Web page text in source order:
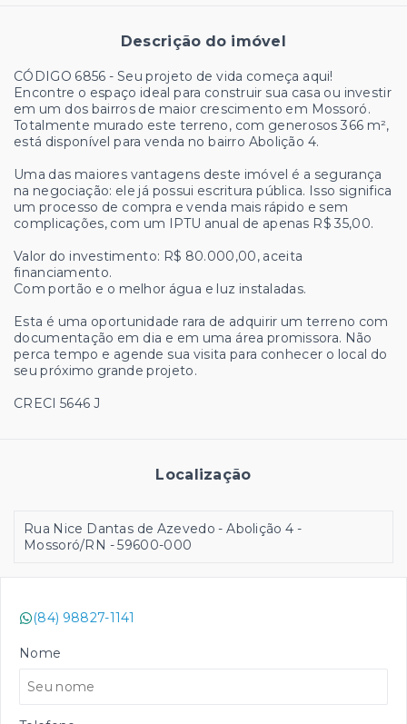
Descrição do imóvel
CÓDIGO 6856 - Seu projeto de vida começa aqui!
Encontre o espaço ideal para construir sua casa ou investir
em um dos bairros de maior crescimento em Mossoró.
Totalmente murado este terreno, com generosos 366 m²,
está disponível para venda no bairro Abolição 4.
Uma das maiores vantagens deste imóvel é a segurança
na negociação: ele já possui escritura pública. Isso significa
um processo de compra e venda mais rápido e sem
complicações, com um IPTU anual de apenas R$ 35,00.
Valor do investimento: R$ 80.000,00, aceita
financiamento.
Com portão e o melhor água e luz instaladas.
Esta é uma oportunidade rara de adquirir um terreno com
documentação em dia e em uma área promissora. Não
perca tempo e agende sua visita para conhecer o local do
seu próximo grande projeto.
CRECI 5646 J
Localização
Rua Nice Dantas de Azevedo - Abolição 4 -
Mossoró/RN - 59600-000
(84) 98827-1141
Nome